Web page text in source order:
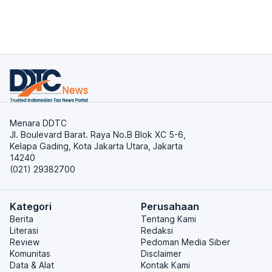
Menara DDTC
Jl. Boulevard Barat. Raya No.B Blok XC 5-6,
Kelapa Gading, Kota Jakarta Utara, Jakarta
14240
(021) 29382700
Kategori
Berita
Literasi
Review
Komunitas
Data & Alat
Perusahaan
Tentang Kami
Redaksi
Pedoman Media Siber
Disclaimer
Kontak Kami